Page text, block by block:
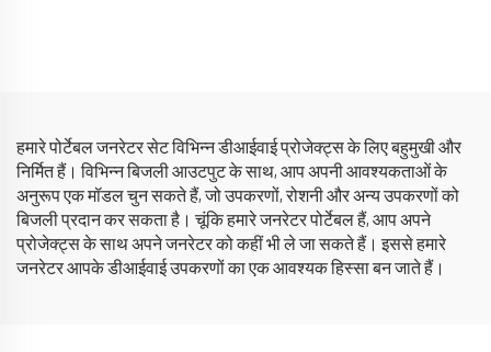
हमारे पोर्टेबल जनरेटर सेट विभिन्न डीआईवाई प्रोजेक्ट्स के लिए बहुमुखी और
निर्मित हैं। विभिन्न बिजली आउटपुट के साथ, आप अपनी आवश्यकताओं के
अनुरूप एक मॉडल चुन सकते हैं, जो उपकरणों, रोशनी और अन्य उपकरणों को
बिजली प्रदान कर सकता है। चूंकि हमारे जनरेटर पोर्टेबल हैं, आप अपने
प्रोजेक्ट्स के साथ अपने जनरेटर को कहीं भी ले जा सकते हैं। इससे हमारे
जनरेटर आपके डीआईवाई उपकरणों का एक आवश्यक हिस्सा बन जाते हैं।